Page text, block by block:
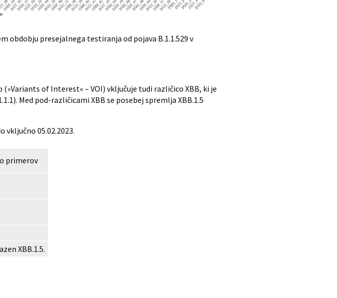
presejalnega testiranja od pojava B.1.1.529 v
of Interest« – VOI) vključuje tudi različico XBB, ki je
Med pod-različicami XBB se posebej spremlja XBB.1.5
vključno 05.02.2023.
primerov
XBB.1.5.